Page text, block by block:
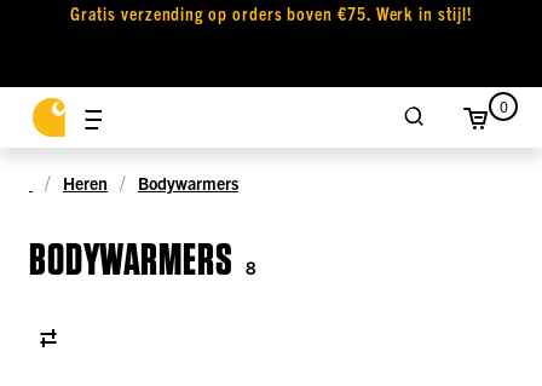
Gratis verzending op orders boven €75. Werk in stijl!
0
Heren Bodywarmers
BODYWARMERS 8